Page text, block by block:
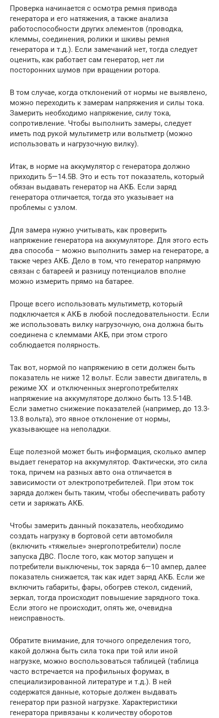
Проверка начинается с осмотра ремня привода
генератора и его натяжения, а также анализа
работоспособности других элементов (проводка,
клеммы, соединения, ролики и шкивы ремня
генератора и т.д.). Если замечаний нет, тогда следует
оценить, как работает сам генератор, нет ли
посторонних шумов при вращении ротора.
В том случае, когда отклонений от нормы не выявлено,
можно переходить к замерам напряжения и силы тока.
Замерить необходимо напряжение, силу тока,
сопротивление. Чтобы выполнить замеры, следует
иметь под рукой мультиметр или вольтметр (можно
использовать и нагрузочную вилку).
Итак, в норме на аккумулятор с генератора должно
приходить 5—14.5В. Это и есть тот показатель, который
обязан выдавать генератор на АКБ. Если заряд
генератора отличается, тогда это указывает на
проблемы с узлом.
Для замера нужно учитывать, как проверить
напряжение генератора на аккумуляторе. Для этого есть
два способа – можно выполнить замер на генераторе, а
также через АКБ. Дело в том, что генератор напрямую
связан с батареей и разницу потенциалов вполне
можно измерить прямо на батарее.
Проще всего использовать мультиметр, который
подключается к АКБ в любой последовательности. Если
же использовать вилку нагрузочную, она должна быть
соединена с клеммами АКБ, при этом строго
соблюдается полярность.
Так вот, нормой по напряжению в сети должен быть
показатель не ниже 12 вольт. Если завести двигатель, в
режиме ХХ и отключенных энергопотребителях
напряжение на аккумуляторе должно быть 13.5-14В.
Если заметно снижение показателей (например, до 13.3-
13.8 вольта), это явное отклонение от нормы,
указывающее на неполадки.
Еще полезной может быть информация, сколько ампер
выдает генератор на аккумулятор. Фактически, это сила
тока, причем на разных авто она отличается в
зависимости от электропотребителей. При этом ток
заряда должен быть таким, чтобы обеспечивать работу
сети и заряжать АКБ.
Чтобы замерить данный показатель, необходимо
создать нагрузку в бортовой сети автомобиля
(включить «тяжелые» энергопотребители) после
запуска ДВС. После того, как мотор запущен и
потребители выключены, ток заряда 6—10 ампер, далее
показатель снижается, так как идет заряд АКБ. Если же
включить габариты, фары, обогрев стекол, сидений,
зеркал, тогда происходит повышение зарядного тока.
Если этого не происходит, опять же, очевидна
неисправность.
Обратите внимание, для точного определения того,
какой должна быть сила тока при той или иной
нагрузке, можно воспользоваться таблицей (таблица
часто встречается на профильных форумах, в
специализированной литературе и т.д.). В ней
содержатся данные, которые должен выдавать
генератор при разной нагрузке. Характеристики
генератора привязаны к количеству оборотов